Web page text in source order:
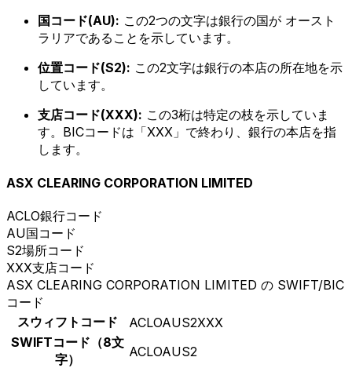
国コード(AU): この2つの文字は銀行の国が オースト
ラリアであることを示しています。
位置コード(S2): この2文字は銀行の本店の所在地を示
しています。
支店コード(XXX): この3桁は特定の枝を示していま
す。BICコードは「XXX」で終わり、銀行の本店を指
します。
ASX CLEARING CORPORATION LIMITED
ACLO銀行コード
AU国コード
S2場所コード
XXX支店コード
ASX CLEARING CORPORATION LIMITED の SWIFT/BIC
コード
スウィフトコード
ACLOAUS2XXX
SWIFTコード（8文
字）
ACLOAUS2